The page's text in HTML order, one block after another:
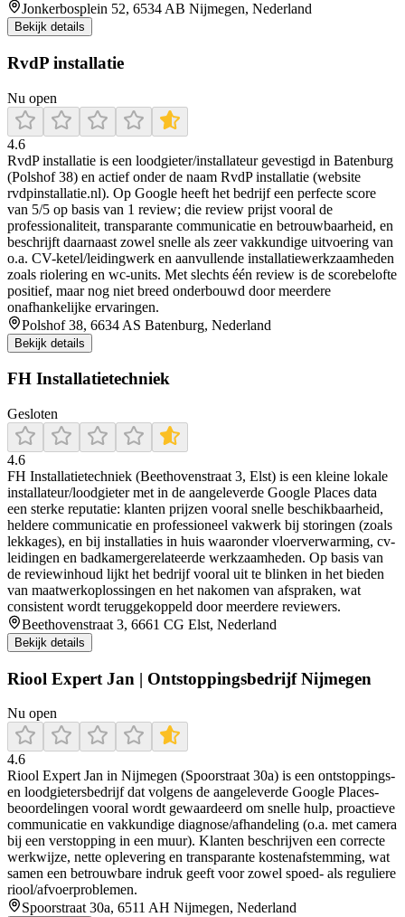
Jonkerbosplein 52, 6534 AB Nijmegen, Nederland
Bekijk details
RvdP installatie
Nu open
4.6
RvdP installatie is een loodgieter/installateur gevestigd in Batenburg
(Polshof 38) en actief onder de naam RvdP installatie (website
rvdpinstallatie.nl). Op Google heeft het bedrijf een perfecte score
van 5/5 op basis van 1 review; die review prijst vooral de
professionaliteit, transparante communicatie en betrouwbaarheid, en
beschrijft daarnaast zowel snelle als zeer vakkundige uitvoering van
o.a. CV-ketel/leidingwerk en aanvullende installatiewerkzaamheden
zoals riolering en wc-units. Met slechts één review is de scorebelofte
positief, maar nog niet breed onderbouwd door meerdere
onafhankelijke ervaringen.
Polshof 38, 6634 AS Batenburg, Nederland
Bekijk details
FH Installatietechniek
Gesloten
4.6
FH Installatietechniek (Beethovenstraat 3, Elst) is een kleine lokale
installateur/loodgieter met in de aangeleverde Google Places data
een sterke reputatie: klanten prijzen vooral snelle beschikbaarheid,
heldere communicatie en professioneel vakwerk bij storingen (zoals
lekkages), en bij installaties in huis waaronder vloerverwarming, cv-
leidingen en badkamergerelateerde werkzaamheden. Op basis van
de reviewinhoud lijkt het bedrijf vooral uit te blinken in het bieden
van maatwerkoplossingen en het nakomen van afspraken, wat
consistent wordt teruggekoppeld door meerdere reviewers.
Beethovenstraat 3, 6661 CG Elst, Nederland
Bekijk details
Riool Expert Jan | Ontstoppingsbedrijf Nijmegen
Nu open
4.6
Riool Expert Jan in Nijmegen (Spoorstraat 30a) is een ontstoppings-
en loodgietersbedrijf dat volgens de aangeleverde Google Places-
beoordelingen vooral wordt gewaardeerd om snelle hulp, proactieve
communicatie en vakkundige diagnose/afhandeling (o.a. met camera
bij een verstopping in een muur). Klanten beschrijven een correcte
werkwijze, nette oplevering en transparante kostenafstemming, wat
samen een betrouwbare indruk geeft voor zowel spoed- als reguliere
riool/afvoerproblemen.
Spoorstraat 30a, 6511 AH Nijmegen, Nederland